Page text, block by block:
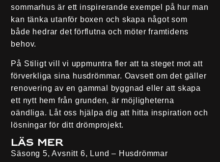
sommarhus är ett inspirerande exempel på hur man
kan tänka utanför boxen och skapa något som
både hedrar det förflutna och möter framtidens
behov.
På Stiligt vill vi uppmuntra fler att ta steget mot att
förverkliga sina husdrömmar. Oavsett om det gäller
renovering av en gammal byggnad eller att skapa
ett nytt hem från grunden, är möjligheterna
oändliga. Låt oss hjälpa dig att hitta inspiration och
lösningar för ditt drömprojekt.
Läs mer
Säsong 5, Avsnitt 6, Lund – Husdrömmar